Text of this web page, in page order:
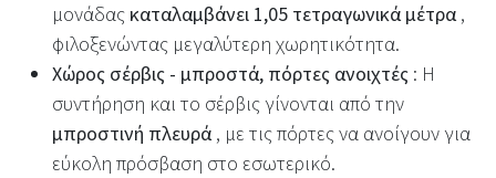
μονάδας καταλαμβάνει 1,05 τετραγωνικά μέτρα,
φιλοξενώντας μεγαλύτερη χωρητικότητα.
Χώρος σέρβις - μπροστά, πόρτες ανοιχτές : Η
συντήρηση και το σέρβις γίνονται από την
μπροστινή πλευρά, με τις πόρτες να ανοίγουν για
εύκολη πρόσβαση στο εσωτερικό.